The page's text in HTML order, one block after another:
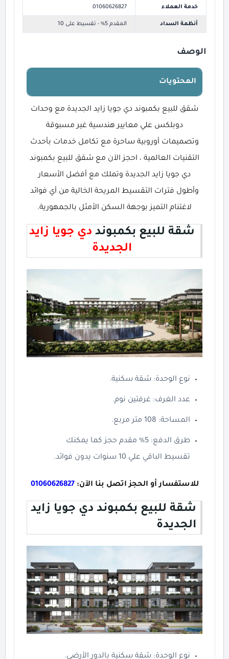
خدمة العملاء 01060626827
أنظمة السداد المقدم 5% - تقسيط على 10
الوصف
المحتويات
شقق للبيع بكمبوند دي جويا زايد الجديدة مع وحدات
دوبلكس علي معايير هندسية غير مسبوقة
وتصميمات أوروبية ساحرة مع تكامل خدمات بأحدث
التقنيات العالمية ، احجز الآن مع شقق للبيع بكمبوند
دي جويا زايد الجديدة وتملك مع أفضل الأسعار
وأطول فترات التقسيط المريحة الخالية من أي فوائد
لاغتنام التميز بوجهة السكن الأمثل بالجمهورية.
شقة للبيع بكمبوند دي جويا زايد
الجديدة
نوع الوحدة: شقة سكنية.
عدد الغرف: غرفتين نوم.
المساحة: 108 متر مربع.
طرق الدفع: 5% مقدم حجز كما يمكنك
تقسيط الباقي علي 10 سنوات يدون فوائد.
للاستفسار أو الحجز اتصل بنا الآن: 01060626827
شقة للبيع بكمبوند دي جويا زايد
الجديدة
نوع الوحدة: شقة سكنية بالدور الأرضي.